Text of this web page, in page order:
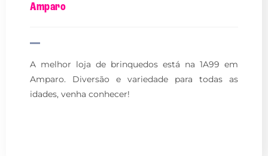
Amparo
A melhor loja de brinquedos está na 1A99 em
Amparo. Diversão e variedade para todas as
idades, venha conhecer!